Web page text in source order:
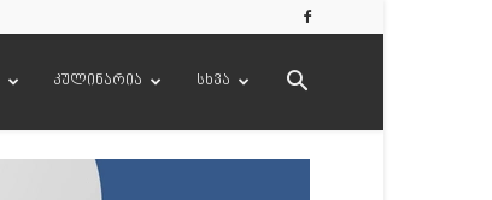
კულინარია სხვა